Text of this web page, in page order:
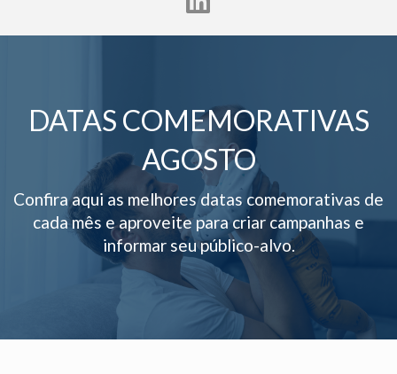
DATAS COMEMORATIVAS
AGOSTO
Confira aqui as melhores datas comemorativas de
cada mês e aproveite para criar campanhas e
informar seu público-alvo.